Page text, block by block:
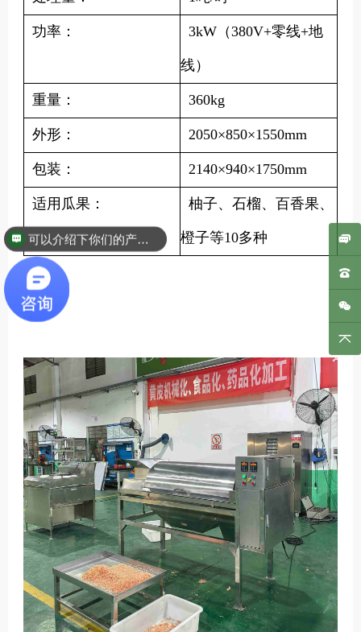
功率： 3kW（380V+零线+地
线）
重量： 360kg
外形： 2050×850×1550mm
包装： 2140×940×1750mm
适用瓜果： 柚子、石榴、百香果、
橙子等10多种
可以介绍下你们的产品么？